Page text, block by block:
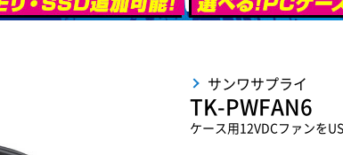
サンワサプライ
TK-PWFAN6
ケース用12VDCファンを